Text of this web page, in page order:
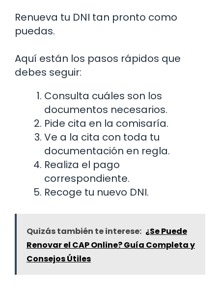
Renueva tu DNI tan pronto como
puedas.
Aquí están los pasos rápidos que
debes seguir:
Consulta cuáles son los
documentos necesarios.
Pide cita en la comisaría.
Ve a la cita con toda tu
documentación en regla.
Realiza el pago
correspondiente.
Recoge tu nuevo DNI.
Quizás también te interese: ¿Se Puede
Renovar el CAP Online? Guía Completa y
Consejos Útiles